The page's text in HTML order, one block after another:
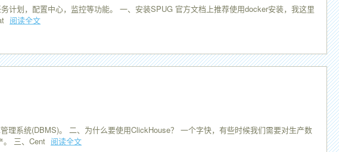
划，配置中心，监控等功能。 一、安装SPUG 官方文档上推荐使用docker安装，我这里
阅读全文
系统(DBMS)。 二、为什么要使用ClickHouse？ 一个字快，有些时候我们需要对生产数
。 三、Cent 阅读全文